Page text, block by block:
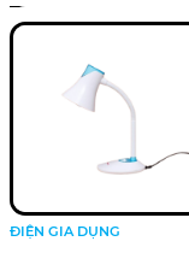
ĐIỆN GIA DỤNG